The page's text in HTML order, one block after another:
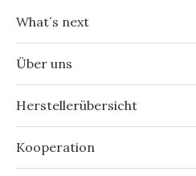
What´s next
Über uns
Herstellerübersicht
Kooperation